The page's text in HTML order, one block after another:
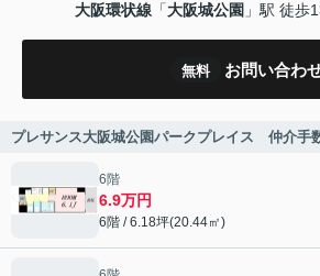
大阪環状線 「大阪城公園 」駅 徒歩
無料 お問い合わ
プレサンス大阪城公園パークプレイス 仲介手
6階
6.9万円
6階 / 6.18坪(20.44㎡)